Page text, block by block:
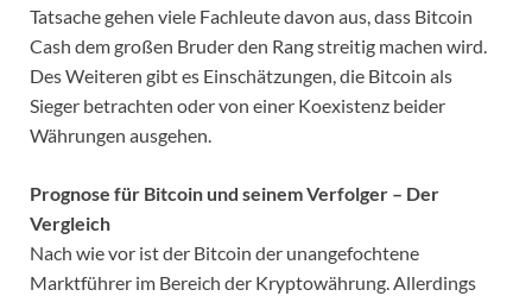
Tatsache gehen viele Fachleute davon aus, dass Bitcoin
Cash dem großen Bruder den Rang streitig machen wird.
Des Weiteren gibt es Einschätzungen, die Bitcoin als
Sieger betrachten oder von einer Koexistenz beider
Währungen ausgehen.
Prognose für Bitcoin und seinem Verfolger – Der
Vergleich
Nach wie vor ist der Bitcoin der unangefochtene
Marktführer im Bereich der Kryptowährung. Allerdings